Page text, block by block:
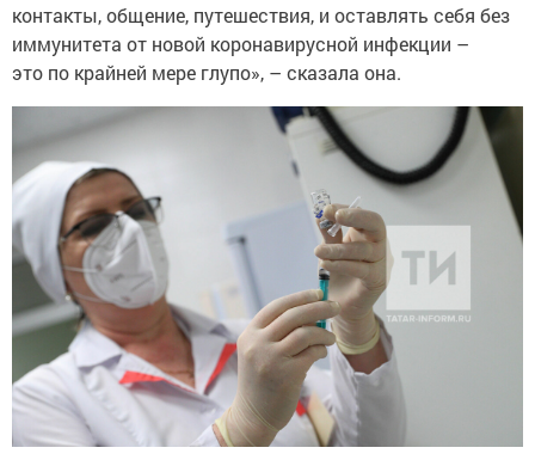
контакты, общение, путешествия, и оставлять себя без
иммунитета от новой коронавирусной инфекции –
это по крайней мере глупо», – сказала она.